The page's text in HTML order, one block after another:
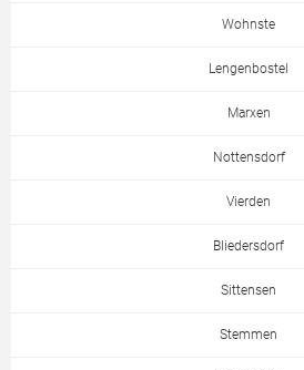
Wohnste
Lengenbostel
Marxen
Nottensdorf
Vierden
Bliedersdorf
Sittensen
Stemmen